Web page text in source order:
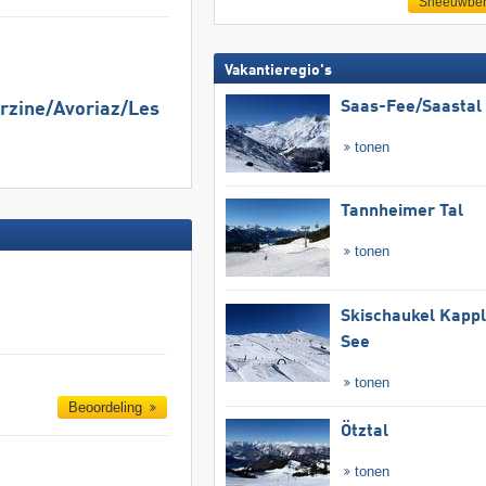
​Avoriaz/​Les
Beoordeling
Vakantieregio's
Saas-Fee/​Saastal
tonen
Tannheimer Tal
tonen
Skischaukel
See
tonen
Ötztal
tonen